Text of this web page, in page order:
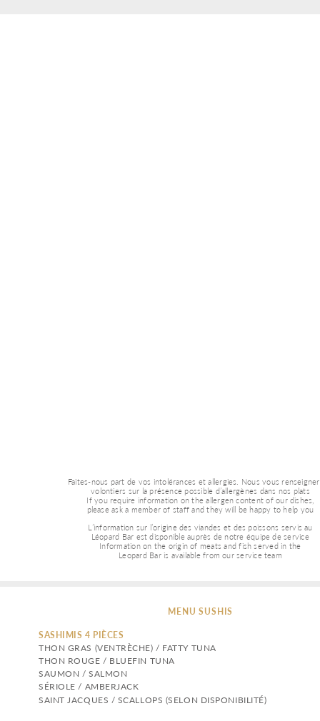
Faites-nous part de vos intolérances et allergies. Nous vous
volontiers sur la présence possible d’allergènes dans nos plats
If you require information on the allergen content of our dishes,
please ask a member of staff and they will be happy to help you
L’information sur l’origine des viandes et des poissons servis au
Léopard Bar est disponible auprès de notre équipe de service
Information on the origin of meats and fish served in the
Leopard Bar is available from our service team
MENU SUSHIS
SASHIMIS 4 PIÈCES
THON GRAS (VENTRÈCHE) / FATTY TUNA
THON ROUGE / BLUEFIN TUNA
SAUMON / SALMON
SÉRIOLE / AMBERJACK
SAINT JACQUES / SCALLOPS (SELON DISPONIBILITÉ)